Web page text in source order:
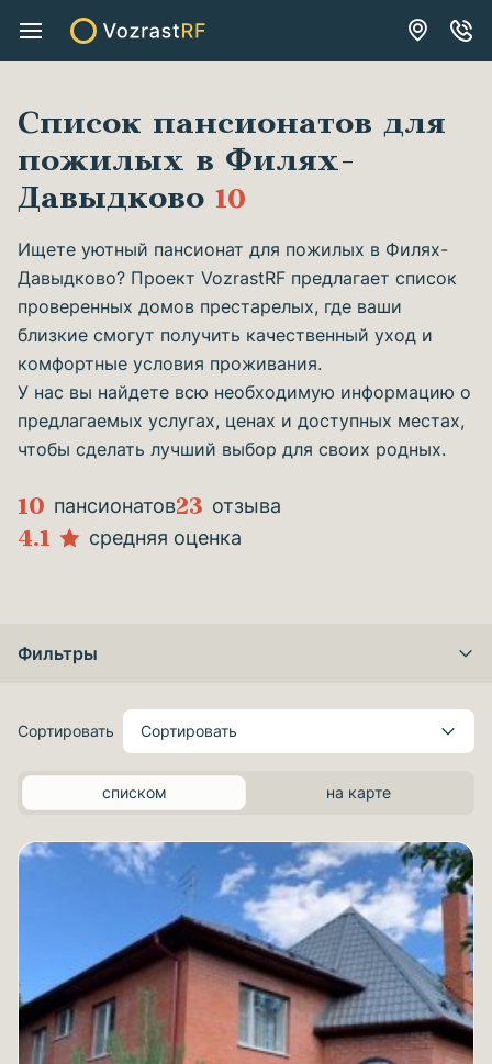
Список пансионатов для
пожилых в Филях-
Давыдково 10
Ищете уютный пансионат для пожилых в Филях-
Давыдково? Проект VozrastRF предлагает список
проверенных домов престарелых, где ваши
близкие смогут получить качественный уход и
комфортные условия проживания.
У нас вы найдете всю необходимую информацию о
предлагаемых услугах, ценах и доступных местах,
чтобы сделать лучший выбор для своих родных.
10 пансионатов23 отзыва
4.1 средняя оценка
Фильтры
Сортировать Сортировать
списком на карте